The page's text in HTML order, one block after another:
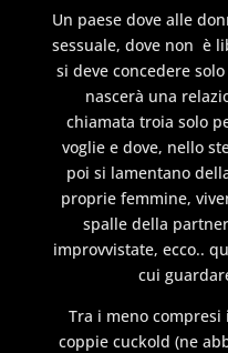
Un paese dove alle
sessuale, dove non è
si deve concedere
nascerà una
chiamata troia solo
voglie e dove, nello
poi si lamentano
proprie femmine,
spalle della
improvvistate, ecco..
cui
Tra i meno
coppie cuckold (ne